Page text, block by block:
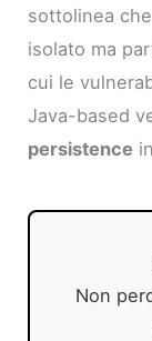
sottolinea
isolato ma
cui le
Java-based
persistence
Non